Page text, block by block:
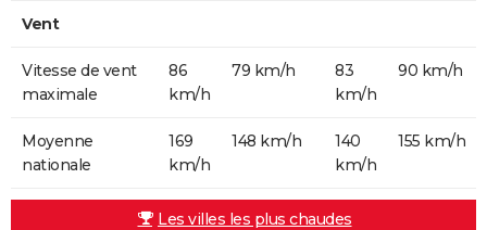
Vent
Vitesse de vent
maximale
86
km/h
79 km/h
83
km/h
90 km/h
Moyenne
nationale
169
km/h
148 km/h
140
km/h
155 km/h
Les villes les plus chaudes